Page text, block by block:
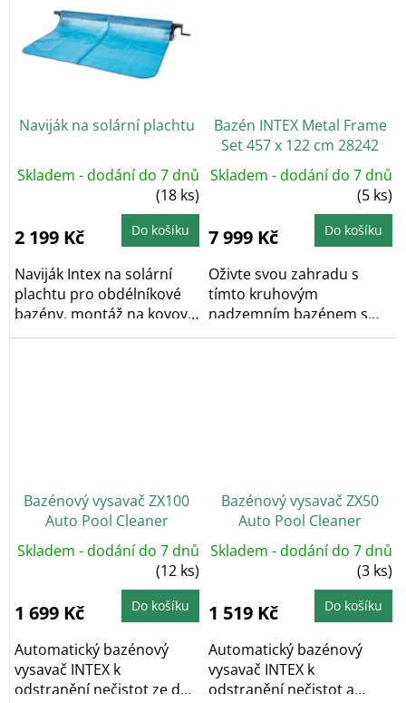
Naviják na solární plachtu
Skladem - dodání do 7 dnů
(18 ks)
2 199 Kč Do košíku
Naviják Intex na solární
plachtu pro obdélníkové
bazény, montáž na kovový
rám bazénu.
Bazén INTEX Metal Frame
Set 457 x 122 cm 28242
Skladem - dodání do 7 dnů
(5 ks)
7 999 Kč Do košíku
Oživte svou zahradu s
tímto kruhovým
nadzemním bazénem s
konstrukcí o rozměrech
Bazénový vysavač ZX100
Auto Pool Cleaner
Skladem - dodání do 7 dnů
(12 ks)
1 699 Kč Do košíku
Automatický bazénový
vysavač INTEX k
odstranění nečistot ze dna
Bazénový vysavač ZX50
Auto Pool Cleaner
Skladem - dodání do 7 dnů
(3 ks)
1 519 Kč Do košíku
Automatický bazénový
vysavač INTEX k
odstranění nečistot a